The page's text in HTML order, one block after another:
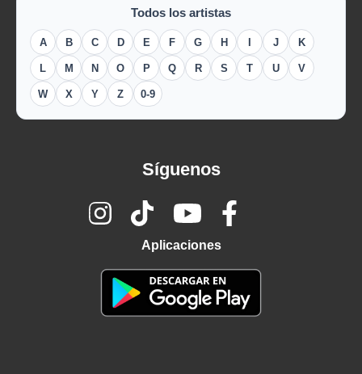
Todos los artistas
A B C D E F G H J K
L M N O P Q R S T U V
W X Y Z 0-9
Síguenos
Aplicaciones